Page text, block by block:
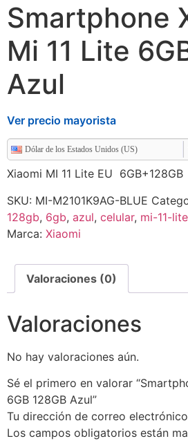
Smartphone
Mi 11 Lite
Azul
Ver precio mayorista
Dólar de los Estados Unidos (US)
Xiaomi MI 11 Lite EU 6GB+128GB
SKU: MI-M2101K9AG-BLUE
128gb, 6gb, azul, celular, mi-11-lite
Marca: Xiaomi
Valoraciones (0)
Valoraciones
No hay valoraciones aún.
Sé el primero en valorar
6GB 128GB Azul”
Tu dirección de correo
Los campos obligatorios están